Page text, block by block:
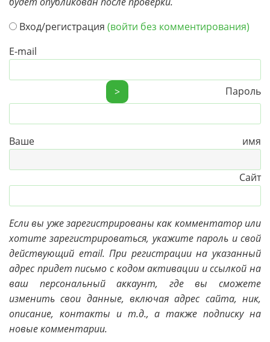
Вход/регистрация (войти без комментирования)
E-mail
> Пароль
Ваше имя
Сайт
Если вы уже зарегистрированы как комментатор или
хотите зарегистрироваться, укажите пароль и свой
действующий email. При регистрации на указанный
адрес придет письмо с кодом активации и ссылкой на
ваш персональный аккаунт, где вы сможете
изменить свои данные, включая адрес сайта, ник,
описание, контакты и т.д., а также подписку на
новые комментарии.